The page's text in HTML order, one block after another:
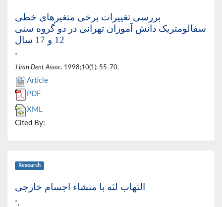
بررسی تغییرات برخی متغیرهای خطی
سفالومتریک دانش آموزان تهرانی در دو گروه سنی
12 و 17 سال
*
J Iran Dent Assoc. 1998;10(1): 55-70.
Article
PDF
XML
Cited By:
Research
التهاب لثه با منشاء اجسام خارجی
*,